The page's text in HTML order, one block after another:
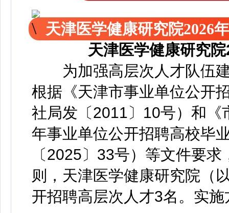
天津医学健康研究院2026
天津医学健康研究
为加强高层次人才队伍建
根据《天津市事业单位公开
社局发〔2011〕10号）和
年事业单位公开招聘高校毕
〔2025〕33号）等文件要
则，天津医学健康研究院（
开招聘高层次人才3名。实